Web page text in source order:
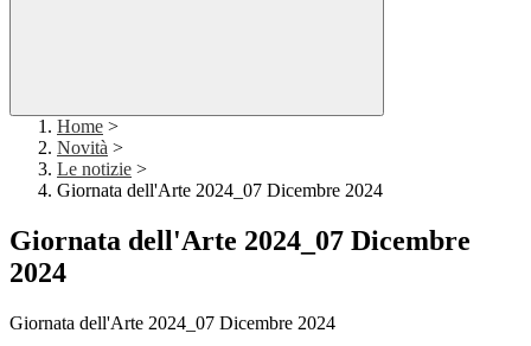
Home >
Novità >
Le notizie >
Giornata dell'Arte 2024_07 Dicembre 2024
Giornata dell'Arte 2024_07 Dicembre
2024
Giornata dell'Arte 2024_07 Dicembre 2024